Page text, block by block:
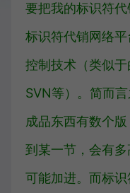
要把我的标识符
标识符代销网络
控制技术（类似于
SVN等）。简而
成品东西有数个
到某一节，会有
可能加进。而标